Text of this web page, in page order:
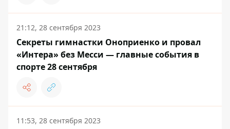
21:12, 28 сентября 2023
Секреты гимнастки Оноприенко и провал
«Интера» без Месси — главные события в
спорте 28 сентября
11:53, 28 сентября 2023